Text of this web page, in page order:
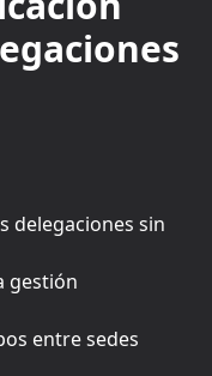
delegaciones sin
gestión
entre sedes